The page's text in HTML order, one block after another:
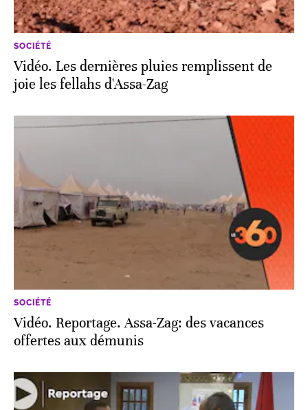
SOCIÉTÉ
Vidéo. Les dernières pluies remplissent de
joie les fellahs d'Assa-Zag
SOCIÉTÉ
Vidéo. Reportage. Assa-Zag: des vacances
offertes aux démunis